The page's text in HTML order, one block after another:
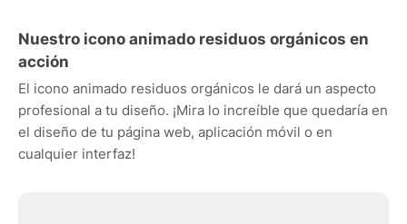
Nuestro icono animado residuos orgánicos en
acción
El icono animado residuos orgánicos le dará un aspecto
profesional a tu diseño. ¡Mira lo increíble que quedaría en
el diseño de tu página web, aplicación móvil o en
cualquier interfaz!